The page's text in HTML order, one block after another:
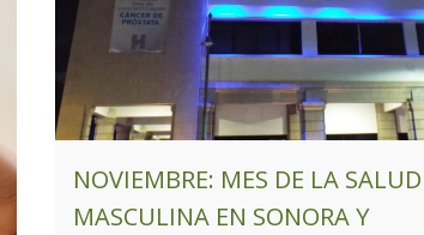
NOVIEMBRE: MES DE LA SALUD
MASCULINA EN SONORA Y